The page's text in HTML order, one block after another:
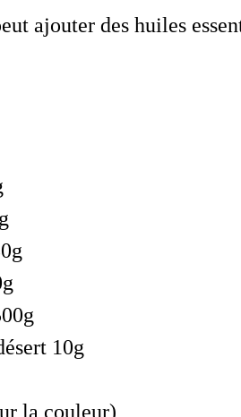
ajouter des huiles
10g
la couleur)